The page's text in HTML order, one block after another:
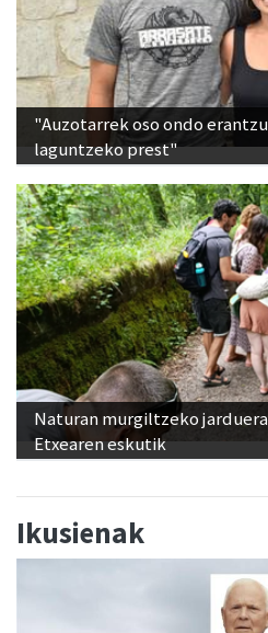
"Auzotarrek oso ondo
laguntzeko prest"
Naturan murgiltzeko
Etxearen eskutik
Ikusienak